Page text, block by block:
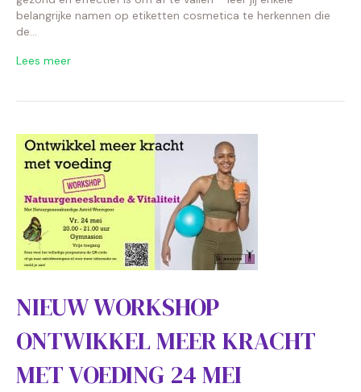
belangrijke namen op etiketten cosmetica te herkennen die
de…
Lees meer
NIEUW WORKSHOP
ONTWIKKEL MEER KRACHT
MET VOEDING 24 MEI